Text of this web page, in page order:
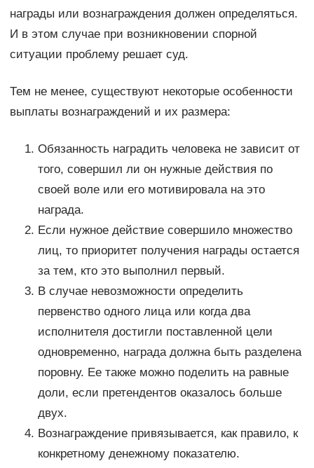
награды или вознаграждения должен определяться.
И в этом случае при возникновении спорной
ситуации проблему решает суд.
Тем не менее, существуют некоторые особенности
выплаты вознаграждений и их размера:
Обязанность наградить человека не зависит от
того, совершил ли он нужные действия по
своей воле или его мотивировала на это
награда.
Если нужное действие совершило множество
лиц, то приоритет получения награды остается
за тем, кто это выполнил первый.
В случае невозможности определить
первенство одного лица или когда два
исполнителя достигли поставленной цели
одновременно, награда должна быть разделена
поровну. Ее также можно поделить на равные
доли, если претендентов оказалось больше
двух.
Вознаграждение привязывается, как правило, к
конкретному денежному показателю.